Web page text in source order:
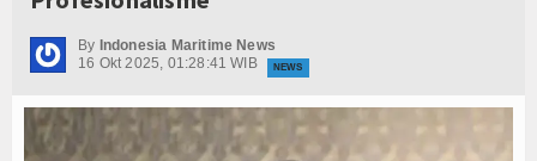
Editorial
Ekspose
Canggih KRI Golok-688
Disergap KRI Kerambit-627
Keren Banget!
By Indonesia Maritime News
16 Okt 2025, 01:28:41 WIB
NEWS